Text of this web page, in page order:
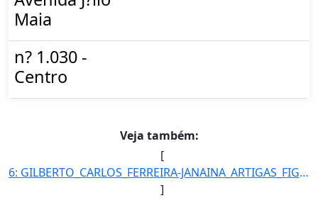
Maia
n? 1.030 -
Centro
Veja também:
[
6: GILBERTO_CARLOS_FERREIRA-JANAINA_ARTIGAS_FIGUEIREDO-Coordenador-Coordenadora-Procon_Municipal_de_Agu]
]